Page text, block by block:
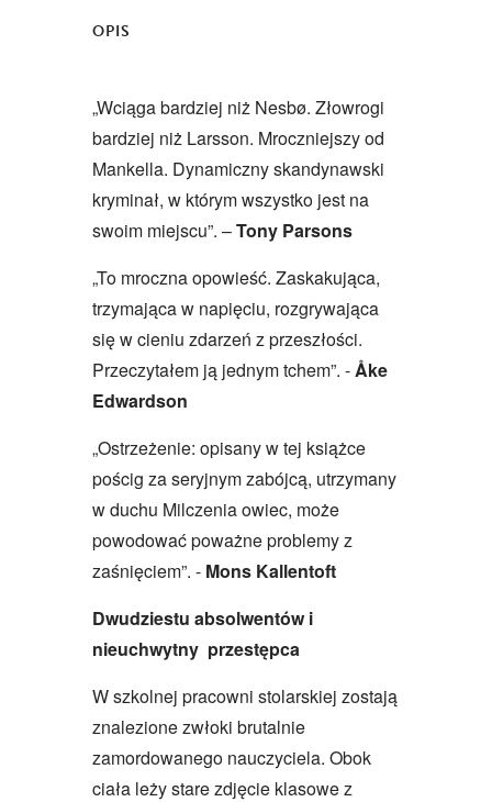
OPIS
„Wciąga bardziej niż Nesbø. Złowrogi
bardziej niż Larsson. Mroczniejszy od
Mankella. Dynamiczny skandynawski
kryminał, w którym wszystko jest na
swoim miejscu”. –Tony Parsons
„To mroczna opowieść. Zaskakująca,
trzymająca w napięciu, rozgrywająca
się w cieniu zdarzeń z przeszłości.
Przeczytałem ją jednym tchem”. -Åke
Edwardson
„Ostrzeżenie: opisany w tej książce
pościg za seryjnym zabójcą, utrzymany
w duchu Milczenia owiec, może
powodować poważne problemy z
zaśnięciem”. - Mons Kallentoft
Dwudziestu absolwentów i
nieuchwytny przestępca
W szkolnej pracowni stolarskiej zostają
znalezione zwłoki brutalnie
zamordowanego nauczyciela. Obok
ciała leży stare zdjęcie klasowe z